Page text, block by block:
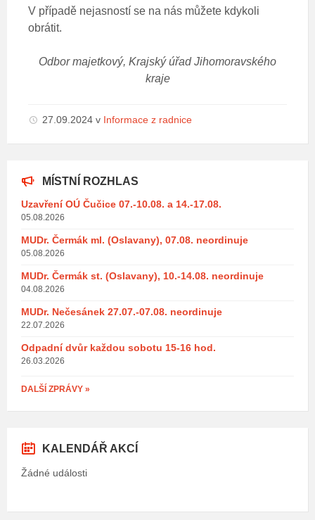
V případě nejasností se na nás můžete kdykoli
obrátit.
Odbor majetkový, Krajský úřad Jihomoravského
kraje
27.09.2024 v Informace z radnice
MÍSTNÍ ROZHLAS
Uzavření OÚ Čučice 07.-10.08. a 14.-17.08.
05.08.2026
MUDr. Čermák ml. (Oslavany), 07.08. neordinuje
05.08.2026
MUDr. Čermák st. (Oslavany), 10.-14.08. neordinuje
04.08.2026
MUDr. Nečesánek 27.07.-07.08. neordinuje
22.07.2026
Odpadní dvůr každou sobotu 15-16 hod.
26.03.2026
DALŠÍ ZPRÁVY »
KALENDÁŘ AKCÍ
Žádné události